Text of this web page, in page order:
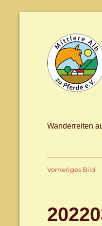
Wanderreiten
Vorheriges Bild